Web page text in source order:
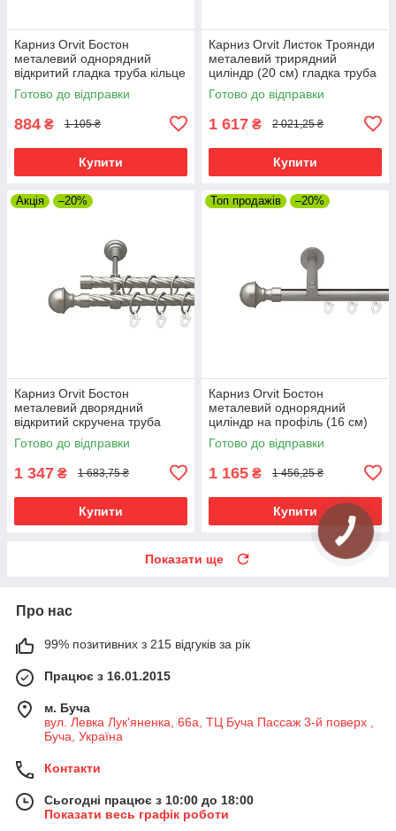
Карниз Orvit Бостон
металевий однорядний
відкритий гладка труба кільце
металеве Сатин 19 мм 300
см (00-00015199)
Готово до відправки
884 ₴ 1 105 ₴
Купити
Карниз Orvit Листок Троянди
металевий трирядний
циліндр (20 см) гладка труба
кільце металеве Сатин
16\16\16 мм 300 см
Готово до відправки
1 617 ₴ 2 021,25 ₴
Купити
Акція –20%
Карниз Orvit Бостон
металевий дворядний
відкритий скручена труба
кільце металеве Сатин 19\19
мм 300 см (00-00023193)
Готово до відправки
1 347 ₴ 1 683,75 ₴
Купити
Топ продажів –20%
Карниз Orvit Бостон
металевий однорядний
циліндр на профіль (16 см)
профільна труба Сатин 19
мм 300 см (00-00015083)
Готово до відправки
1 165 ₴ 1 456,25 ₴
Купити
Показати ще
Про нас
99% позитивних з 215 відгуків за рік
Працює з 16.01.2015
м. Буча
вул. Левка Лук'яненка, 66а, ТЦ Буча Пассаж 3-й поверх ,
Буча, Україна
Контакти
Сьогодні працює з 10:00 до 18:00
Показати весь графік роботи